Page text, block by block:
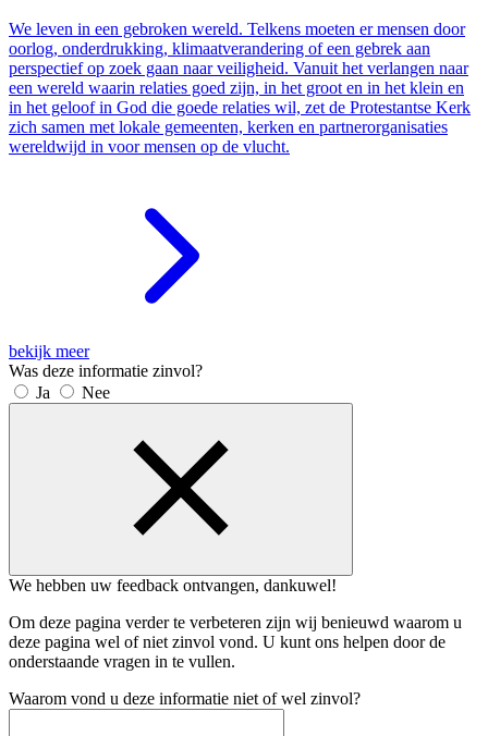
We leven in een gebroken wereld. Telkens moeten er mensen door
oorlog, onderdrukking, klimaatverandering of een gebrek aan
perspectief op zoek gaan naar veiligheid. Vanuit het verlangen naar
een wereld waarin relaties goed zijn, in het groot en in het klein en
in het geloof in God die goede relaties wil, zet de Protestantse Kerk
zich samen met lokale gemeenten, kerken en partnerorganisaties
wereldwijd in voor mensen op de vlucht.
bekijk meer
Was deze informatie zinvol?
Ja
Nee
We hebben uw feedback ontvangen, dankuwel!
Om deze pagina verder te verbeteren zijn wij benieuwd waarom u
deze pagina wel of niet zinvol vond. U kunt ons helpen door de
onderstaande vragen in te vullen.
Waarom vond u deze informatie niet of wel zinvol?